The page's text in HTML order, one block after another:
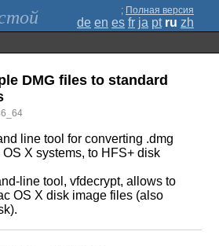
; Полная версия
de en es fr ja pt ru zh
DMG files to standard
line tool for converting .dmg
X systems, to HFS+ disk
line tool, vfdecrypt, allows to
OS X disk image files (also